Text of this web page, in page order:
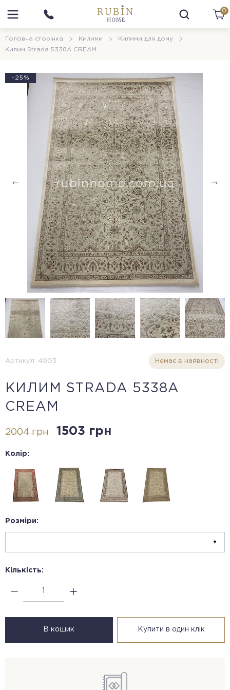
0
Головна сторінка Килими
Килими для дому
Килим Strada 5338A CREAM
-25%
Артикул: 4903 Немає в наявності
КИЛИМ STRADA 5338A
CREAM
2004 грн 1503 грн
Колір:
Розміри:
Кількість:
В кошик Купити в один клік